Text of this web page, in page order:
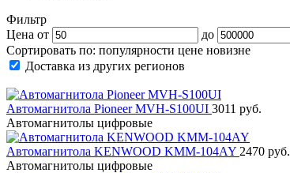
Фильтр
Цена от
до
Сортировать по: популярности цене новизне
Доставка из других регионов
Автомагнитола Pioneer MVH-S100UI 3011 руб.
Автомагнитолы цифровые
Автомагнитола KENWOOD KMM-104AY 2470 руб.
Автомагнитолы цифровые